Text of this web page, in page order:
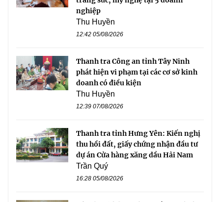
nghiệp
Thu Huyền
12:42 05/08/2026
Thanh tra Công an tỉnh Tây Ninh
phát hiện vi phạm tại các cơ sở kinh
doanh có điều kiện
Thu Huyền
12:39 07/08/2026
Thanh tra tỉnh Hưng Yên: Kiến nghị
thu hồi đất, giấy chứng nhận đầu tư
dự án Cửa hàng xăng dầu Hải Nam
Trần Quý
16:28 05/08/2026